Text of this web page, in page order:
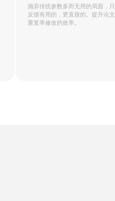
抛弃传统参数多而无用的局面，只
反馈有用的，更直接的。提升论文
重复率修改的效率。